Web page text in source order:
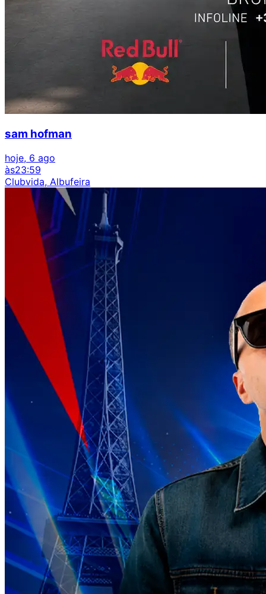
sam hofman
hoje, 6 ago
às23:59
Clubvida, Albufeira